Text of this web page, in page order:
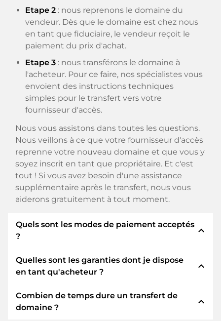
Etape 2 : nous reprenons le domaine du
vendeur. Dès que le domaine est chez nous
en tant que fiduciaire, le vendeur reçoit le
paiement du prix d'achat.
Etape 3 : nous transférons le domaine à
l'acheteur. Pour ce faire, nos spécialistes vous
envoient des instructions techniques
simples pour le transfert vers votre
fournisseur d'accès.
Nous vous assistons dans toutes les questions.
Nous veillons à ce que votre fournisseur d'accès
reprenne votre nouveau domaine et que vous y
soyez inscrit en tant que propriétaire. Et c'est
tout ! Si vous avez besoin d'une assistance
supplémentaire après le transfert, nous vous
aiderons gratuitement à tout moment.
Quels sont les modes de paiement acceptés
?
expand_less
Nous utilisons SEPA comme paiement anticipé
et utilisons STRIPE comme prestataire de
paiement disponibles tels que : Cartes de crédit,
PayPal, Klarna, ApplePay, GooglePay, Alipay ou
Quelles sont les garanties dont je dispose
en tant qu'acheteur ?
expand_less
En tant qu'acheteur, nous vous garantissons
toujours les sécurités suivantes. Nous nous en
Combien de temps dure un transfert de
domaine ?
expand_less